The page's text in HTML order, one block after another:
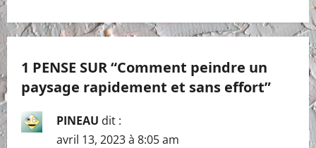
n
a
v
i
1 PENSE SUR “Comment peindre un
paysage rapidement et sans effort”
PINEAU dit :
avril 13, 2023 à 8:05 am